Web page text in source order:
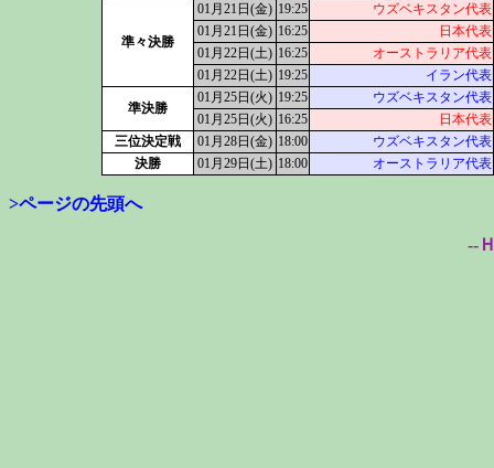
準々決勝
01月21日(金) 19:25
ウズベキスタン代表
01月21日(金) 16:25
日本代表
01月22日(土) 16:25
オーストラリア代表
01月22日(土) 19:25 イラン代表
準決勝
01月25日(火) 19:25
ウズベキスタン代表
01月25日(火) 16:25
日本代表
三位決定戦
01月28日(金) 18:00
ウズベキスタン代表
決勝
01月29日(土) 18:00 オーストラリア代表
>ページの先頭へ
--